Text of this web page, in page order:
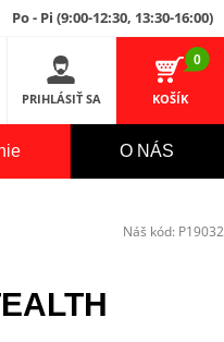
Po - Pi (9:00-12:30, 13:30-16:00)
PRIHLÁSIŤ SA
0
KOŠÍK
O NÁS
Náš kód: P19032